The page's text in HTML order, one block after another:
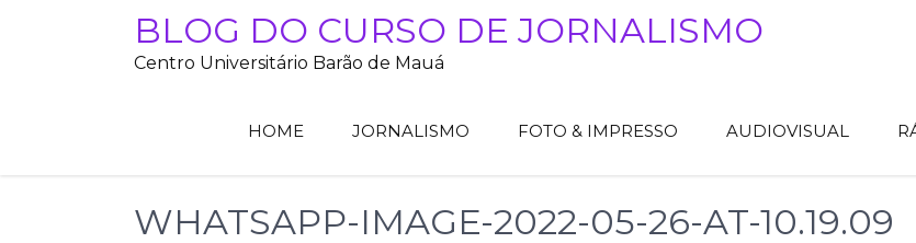
BLOG DO CURSO DE JORNALISMO
Centro Universitário Barão de Mauá
HOME JORNALISMO FOTO & IMPRESSO AUDIOVISUAL
WHATSAPP-IMAGE-2022-05-26-AT-10.19.09